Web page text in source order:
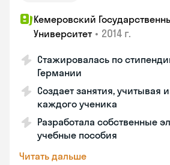
Кемеровский
Университет • 2014 г.
Стажировалась по
Германии
Создает занятия, учитывая
каждого ученика
Разработала собственные
учебные пособия
Читать дальше